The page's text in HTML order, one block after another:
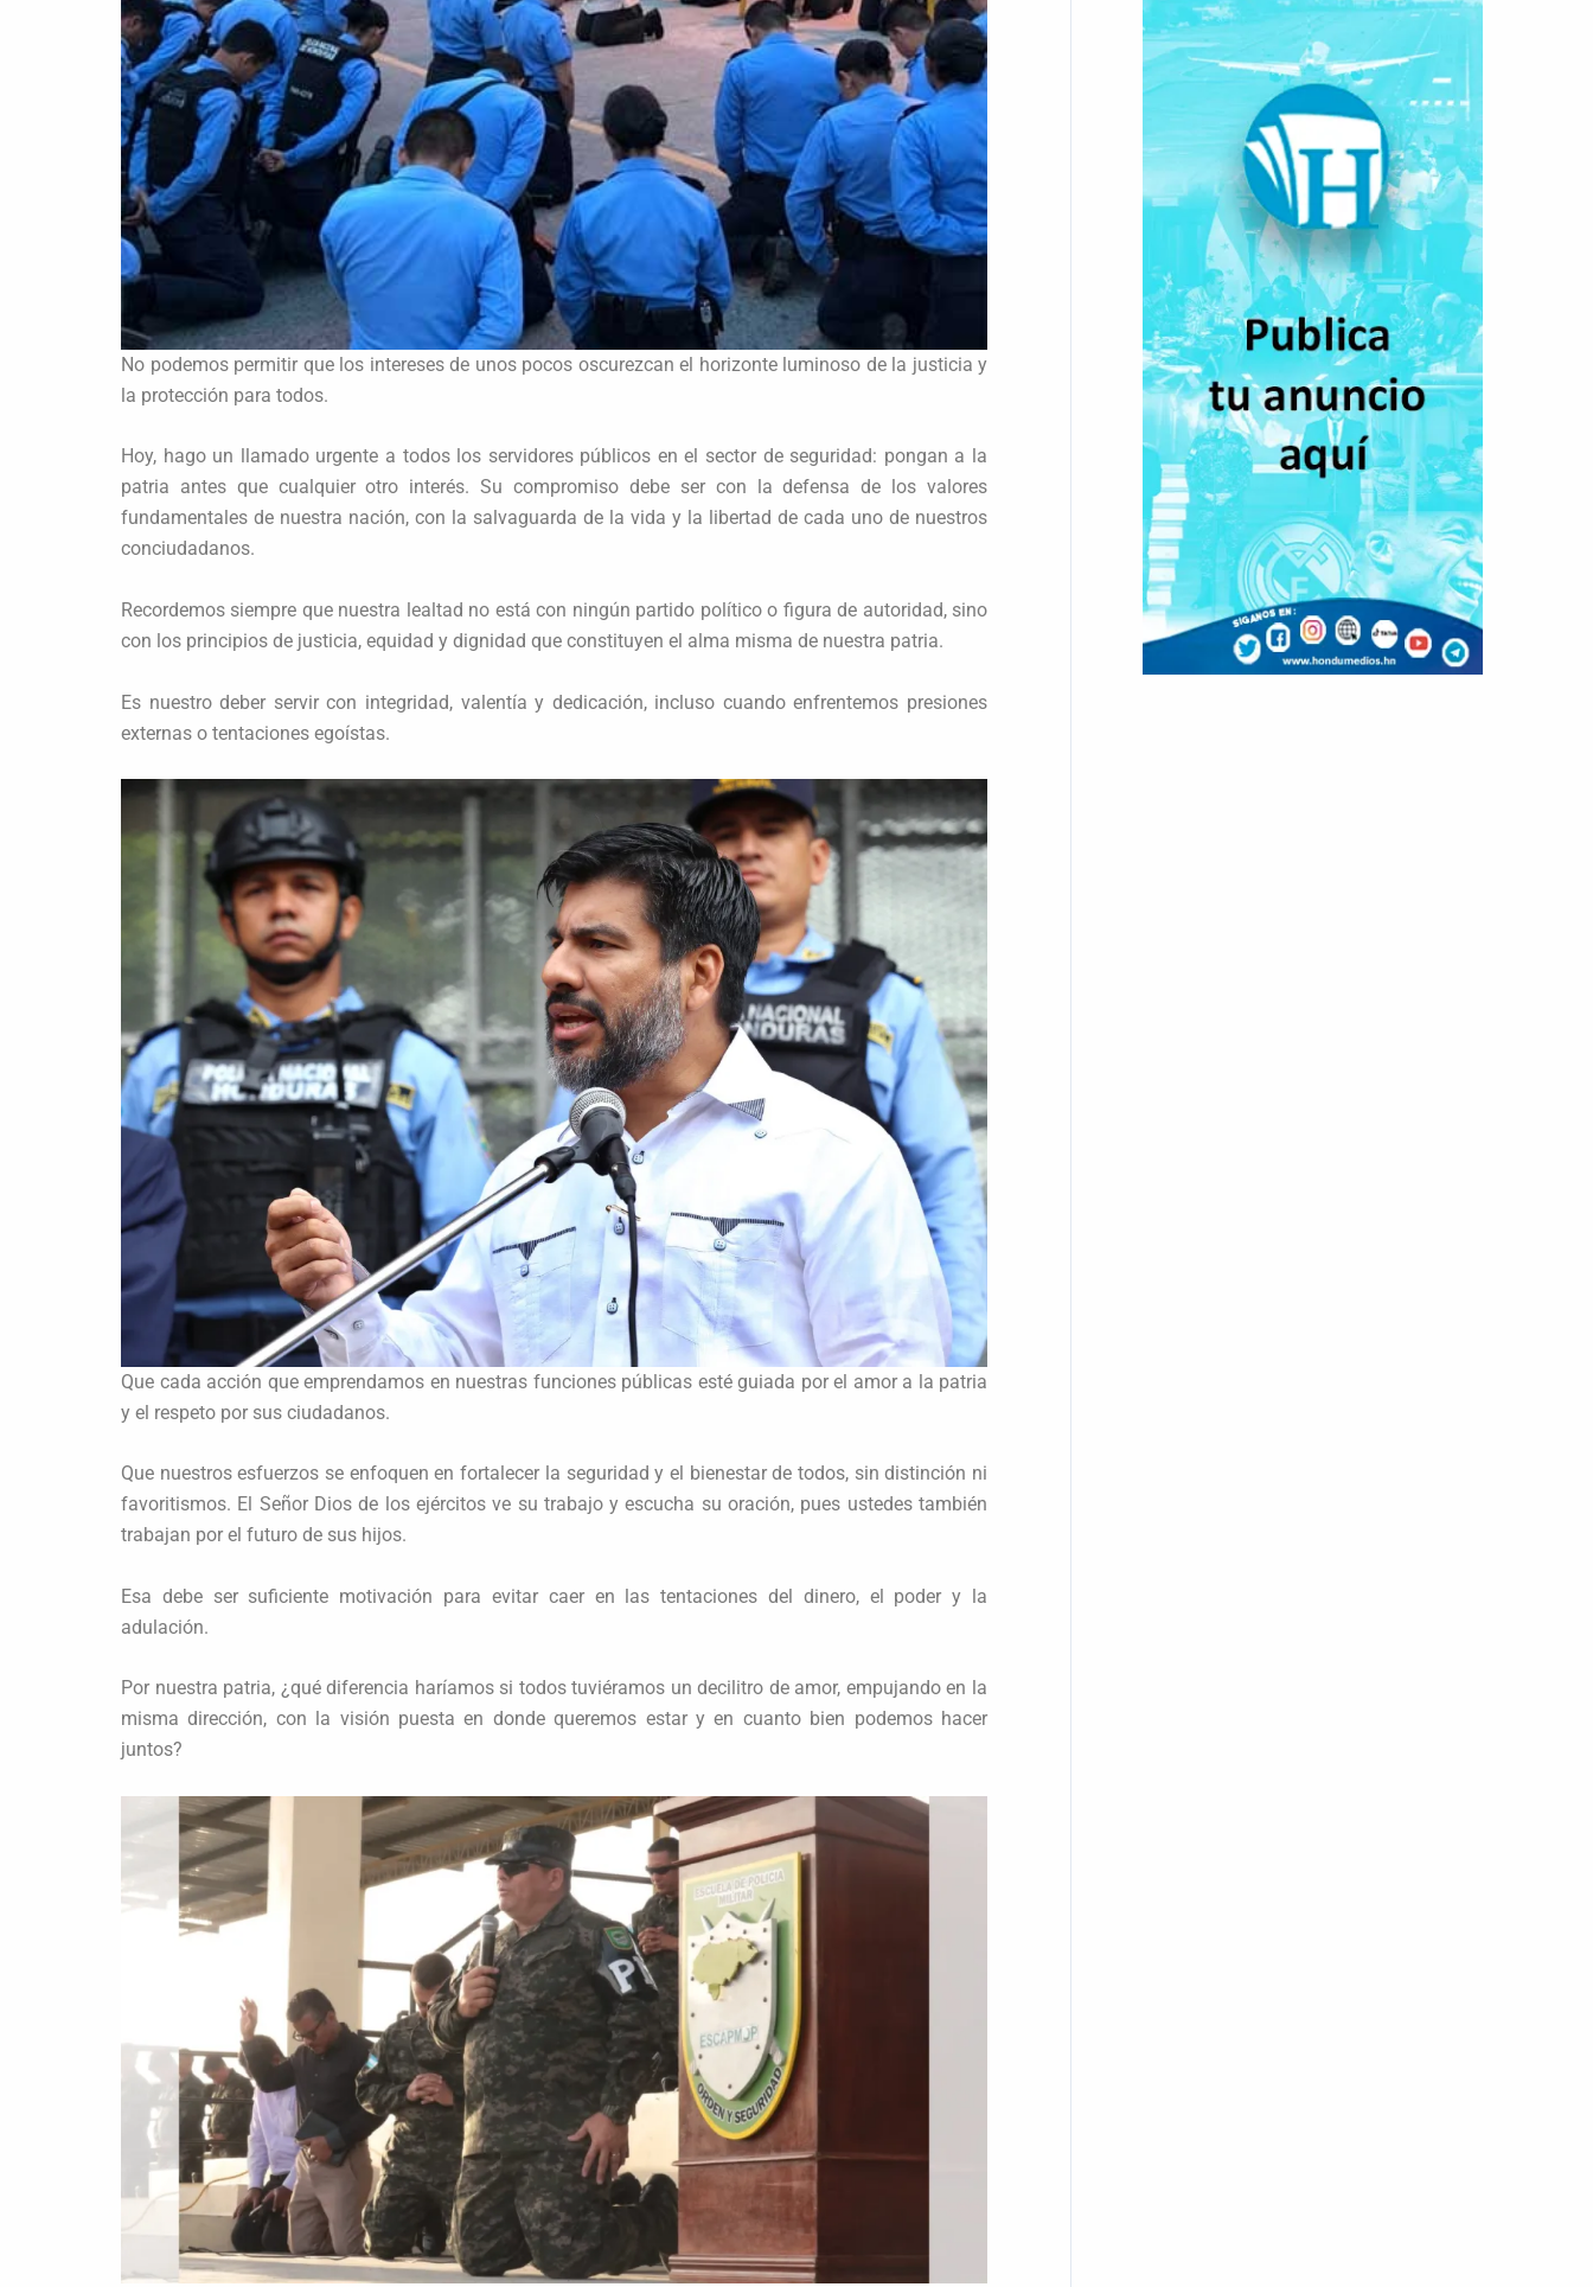
No podemos permitir que los intereses de unos pocos oscurezcan el horizonte luminoso de la justicia y
la protección para todos.
Hoy, hago un llamado urgente a todos los servidores públicos en el sector de seguridad: pongan a la
patria antes que cualquier otro interés. Su compromiso debe ser con la defensa de los valores
fundamentales de nuestra nación, con la salvaguarda de la vida y la libertad de cada uno de nuestros
conciudadanos.
Recordemos siempre que nuestra lealtad no está con ningún partido político o figura de autoridad, sino
con los principios de justicia, equidad y dignidad que constituyen el alma misma de nuestra patria.
Es nuestro deber servir con integridad, valentía y dedicación, incluso cuando enfrentemos presiones
externas o tentaciones egoístas.
Que cada acción que emprendamos en nuestras funciones públicas esté guiada por el amor a la patria
y el respeto por sus ciudadanos.
Que nuestros esfuerzos se enfoquen en fortalecer la seguridad y el bienestar de todos, sin distinción ni
favoritismos. El Señor Dios de los ejércitos ve su trabajo y escucha su oración, pues ustedes también
trabajan por el futuro de sus hijos.
Esa debe ser suficiente motivación para evitar caer en las tentaciones del dinero, el poder y la
adulación.
Por nuestra patria, ¿qué diferencia haríamos si todos tuviéramos un decilitro de amor, empujando en la
misma dirección, con la visión puesta en donde queremos estar y en cuanto bien podemos hacer
juntos?